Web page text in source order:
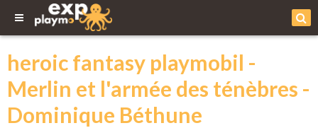
heroic fantasy playmobil -
Merlin et l'armée des ténèbres -
Dominique Béthune